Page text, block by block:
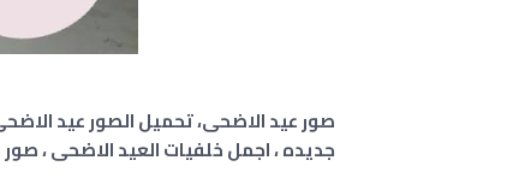
جديده ، اجمل خلفيات العيد الاضحى ،